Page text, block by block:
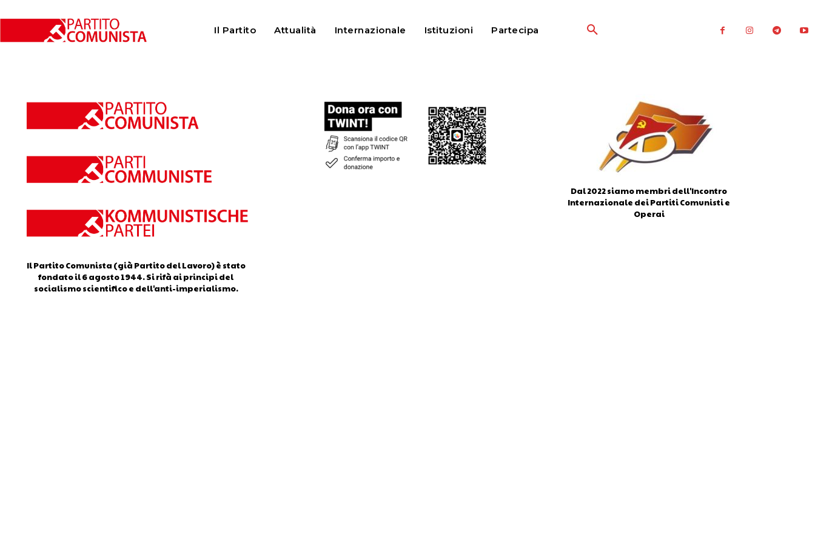
Il Partito Attualità Internazionale Istituzioni Partecipa
Home Calendario
Calendario
Il Partito Comunista (già Partito del Lavoro) è stato
fondato il 6 agosto 1944. Si rifà ai principi del
socialismo scientifico e dell'anti-imperialismo.
Dal 2022 siamo membri dell'Incontro
Internazionale dei Partiti Comunisti e
Operai